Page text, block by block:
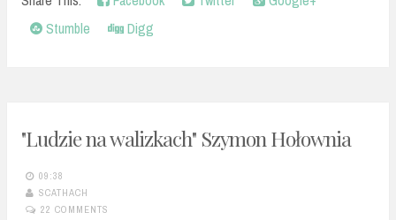
Stumble
Digg
"Ludzie na walizkach" Szymon Hołownia
09:38
SCATHACH
22 COMMENTS